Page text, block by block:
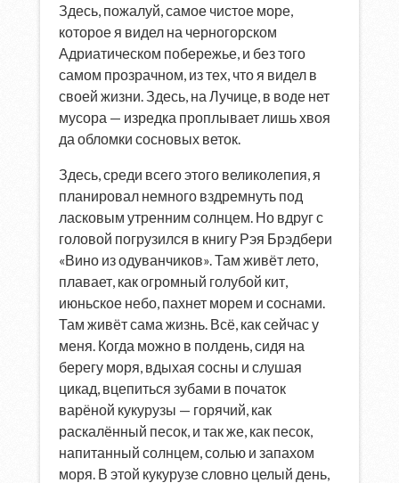
Здесь, пожалуй, самое чистое море,
которое я видел на черногорском
Адриатическом побережье, и без того
самом прозрачном, из тех, что я видел в
своей жизни. Здесь, на Лучице, в воде нет
мусора — изредка проплывает лишь хвоя
да обломки сосновых веток.
Здесь, среди всего этого великолепия, я
планировал немного вздремнуть под
ласковым утренним солнцем. Но вдруг с
головой погрузился в книгу Рэя Брэдбери
«Вино из одуванчиков». Там живёт лето,
плавает, как огромный голубой кит,
июньское небо, пахнет морем и соснами.
Там живёт сама жизнь. Всё, как сейчас у
меня. Когда можно в полдень, сидя на
берегу моря, вдыхая сосны и слушая
цикад, вцепиться зубами в початок
варёной кукурузы — горячий, как
раскалённый песок, и так же, как песок,
напитанный солнцем, солью и запахом
моря. В этой кукурузе словно целый день,